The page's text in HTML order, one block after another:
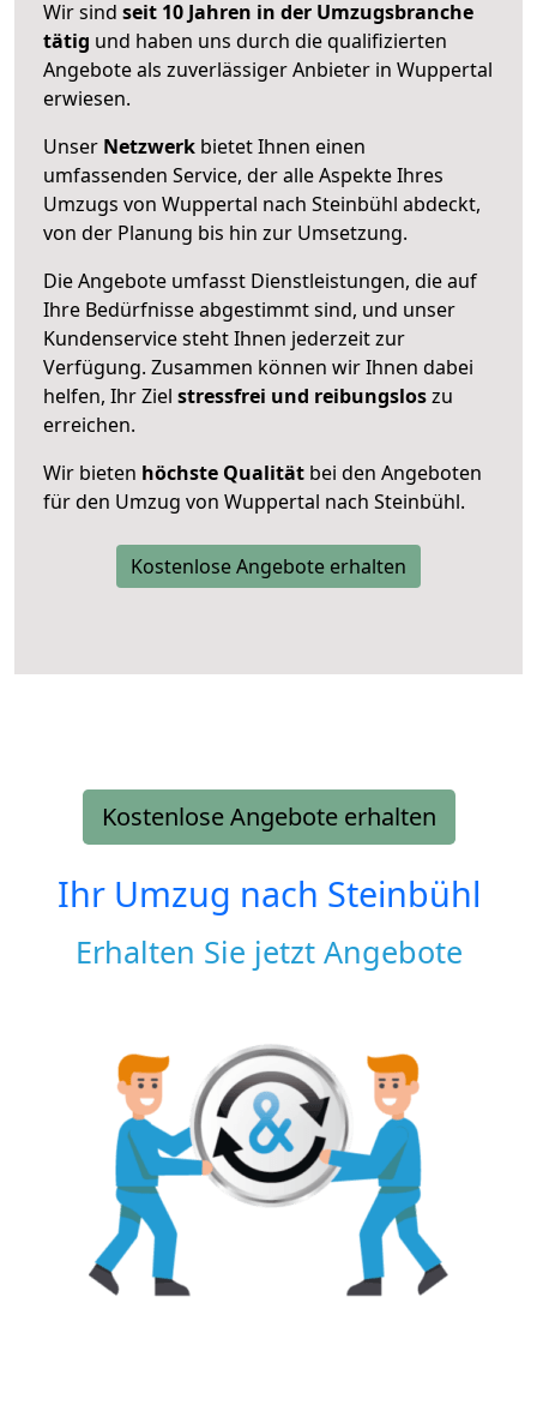
Wir sind seit 10 Jahren in der Umzugsbranche
tätig und haben uns durch die qualifizierten
Angebote als zuverlässiger Anbieter in Wuppertal
erwiesen.
Unser Netzwerk bietet Ihnen einen
umfassenden Service, der alle Aspekte Ihres
Umzugs von Wuppertal nach Steinbühl abdeckt,
von der Planung bis hin zur Umsetzung.
Die Angebote umfasst Dienstleistungen, die auf
Ihre Bedürfnisse abgestimmt sind, und unser
Kundenservice steht Ihnen jederzeit zur
Verfügung. Zusammen können wir Ihnen dabei
helfen, Ihr Ziel stressfrei und reibungsloszu
erreichen.
Wir bieten höchste Qualität bei den Angeboten
für den Umzug von Wuppertal nach Steinbühl.
Kostenlose Angebote erhalten
Kostenlose Angebote erhalten
Ihr Umzug nach Steinbühl
Erhalten Sie jetzt Angebote